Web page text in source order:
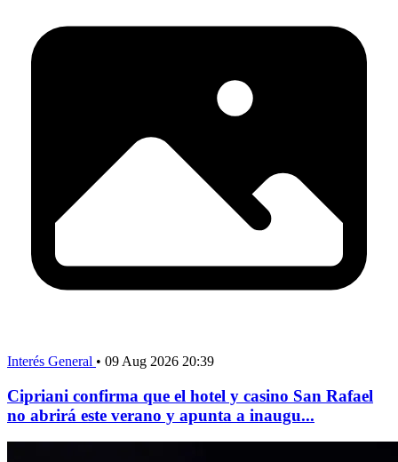
Interés General • 09 Aug 2026 20:39
Cipriani confirma que el hotel y casino San Rafael
no abrirá este verano y apunta a inaugu...